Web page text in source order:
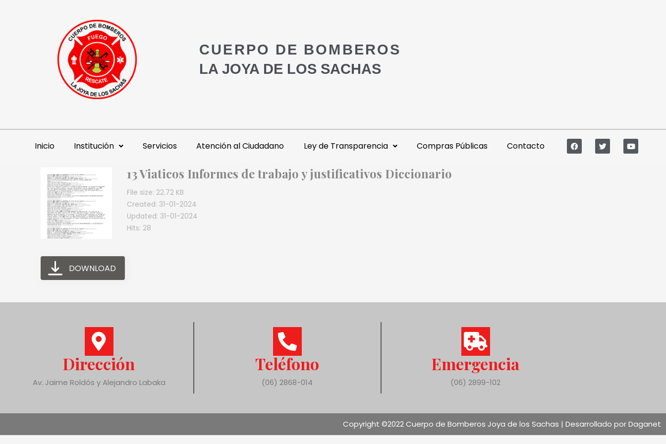
CUERPO DE BOMBEROS
LA JOYA DE LOS SACHAS
Inicio Institución Servicios Atención al Ciudadano Ley de Transparencia Compras Públicas Contacto
13 Viaticos Informes de trabajo y justificativos Diccionario
File size: 22.72 KB
Created: 31-01-2024
Updated: 31-01-2024
Hits: 28
DOWNLOAD
Dirección
Av. Jaime Roldós y Alejandro Labaka
Teléfono
(06) 2868-014
Emergencia
(06) 2899-102
Copyright ©2022 Cuerpo de Bomberos Joya de los Sachas | Desarrollado por Daganet